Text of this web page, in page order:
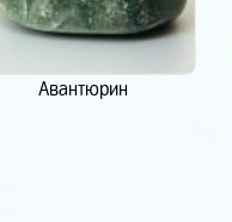
Авантюрин